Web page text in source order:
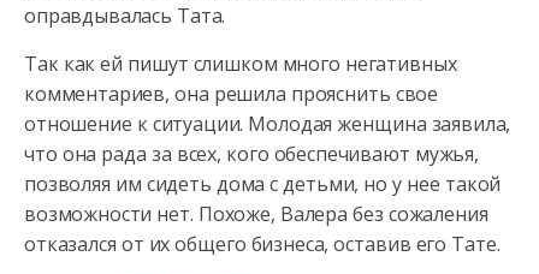
оправдывалась Тата.
Так как ей пишут слишком много негативных
комментариев, она решила прояснить свое
отношение к ситуации. Молодая женщина заявила,
что она рада за всех, кого обеспечивают мужья,
позволяя им сидеть дома с детьми, но у нее такой
возможности нет. Похоже, Валера без сожаления
отказался от их общего бизнеса, оставив его Тате.